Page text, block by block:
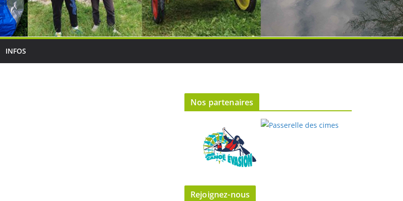
INFOS
Nos partenaires
Rejoignez-nous